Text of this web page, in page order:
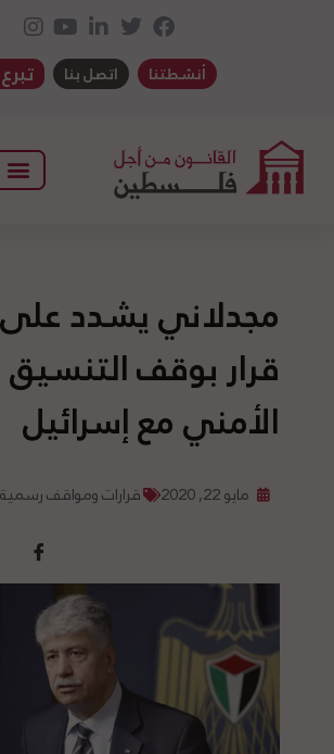
أنشطتنا اتصل بنا
مجدلاني يشدد
قرار بوقف التنسيق
الأمني مع إسرائيل
مايو 22, 2020 قرارات ومواقف